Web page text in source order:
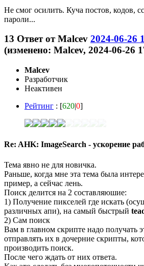
Не смог осилить. Куча постов, кодов,
пароли...
13 Ответ отMalcev 2024-06-26
(изменено: Malcev, 2024-06-26
Malcev
Разработчик
Неактивен
Рейтинг : [620|0]
Re: AHK: ImageSearch - ускорение
Тема явно не для новичка.
Раньше, когда мне эта тема была
пример, а сейчас лень.
Поиск делится на 2 составляюшие:
1) Получение пикселей где искать
различных апи), на самый быстрый
2) Сам поиск
Вам в главном скрипте надо получать
отправлять их в дочерние скрипты,
производить поиск.
После чего ждать от них ответа.